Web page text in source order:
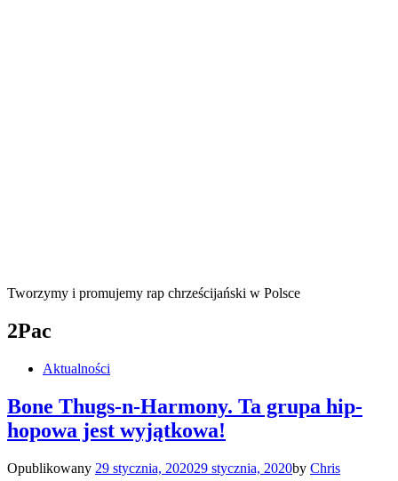
Tworzymy i promujemy rap chrześcijański w Polsce
2Pac
Aktualności
Bone Thugs-n-Harmony. Ta grupa hip-
hopowa jest wyjątkowa!
Opublikowany 29 stycznia, 202029 stycznia, 2020by Chris